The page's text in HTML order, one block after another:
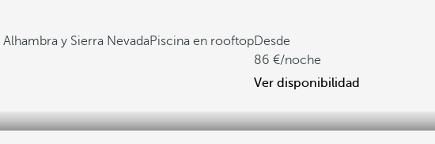
Alhambra y Sierra NevadaPiscina en rooftopDesde
86
/noche
Ver disponibilidad